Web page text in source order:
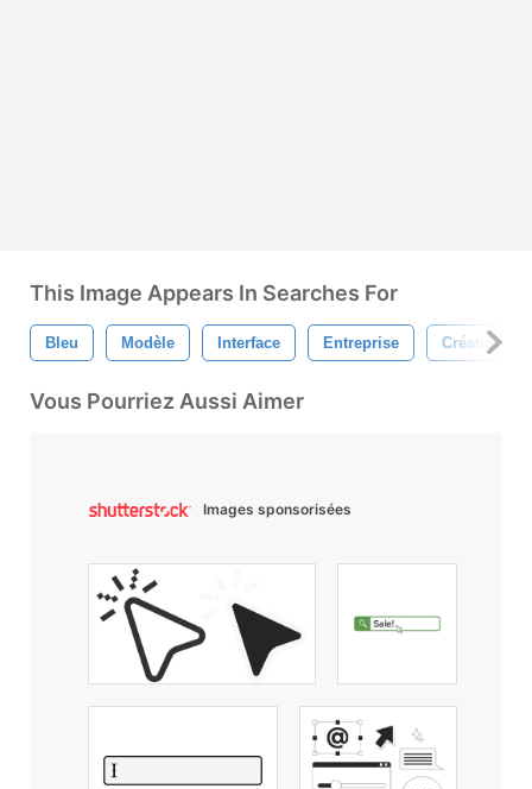
This Image Appears In Searches For
Bleu Modèle Interface Entreprise Création
Vous Pourriez Aussi Aimer
Images sponsorisées